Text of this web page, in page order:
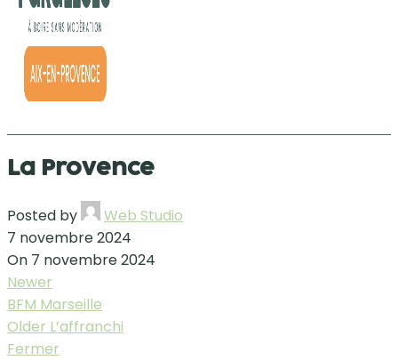
La Provence
Posted by
Web Studio
7 novembre 2024
On 7 novembre 2024
Newer
BFM Marseille
Older L’affranchi
Fermer